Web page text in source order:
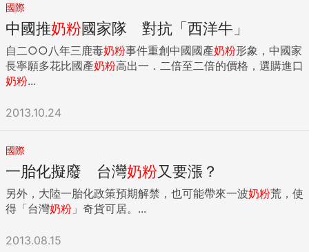
國際
中國推奶粉國家隊 對抗「西洋牛」
自二○○八年三鹿毒奶粉事件重創中國國產奶粉形象，中國家
長寧願多花比國產奶粉高出一．二倍至二倍的價格，選購進口
奶粉...
2013.10.24
國際
一胎化擬廢 台灣奶粉又要漲？
另外，大陸一胎化政策預期解禁，也可能帶來一波奶粉荒，使
得「台灣奶粉 」奇貨可居。...
2013.08.15